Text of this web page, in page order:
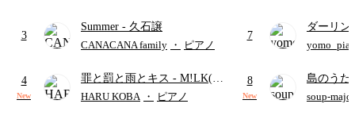
3
Summer - 久石譲
CANACANA family ・ ピアノ
4
New
罪と罰と雨とキス - M!LK(佐
野勇斗&吉田仁人)
HARU KOBA ・ ピアノ
7
ダーリン
APPLE (
8
New
島のうた
映画ちい
soup-majo